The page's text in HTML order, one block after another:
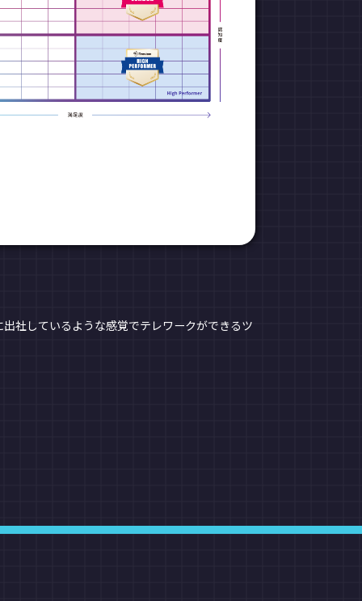
社しているような感覚でテレワークができるツ